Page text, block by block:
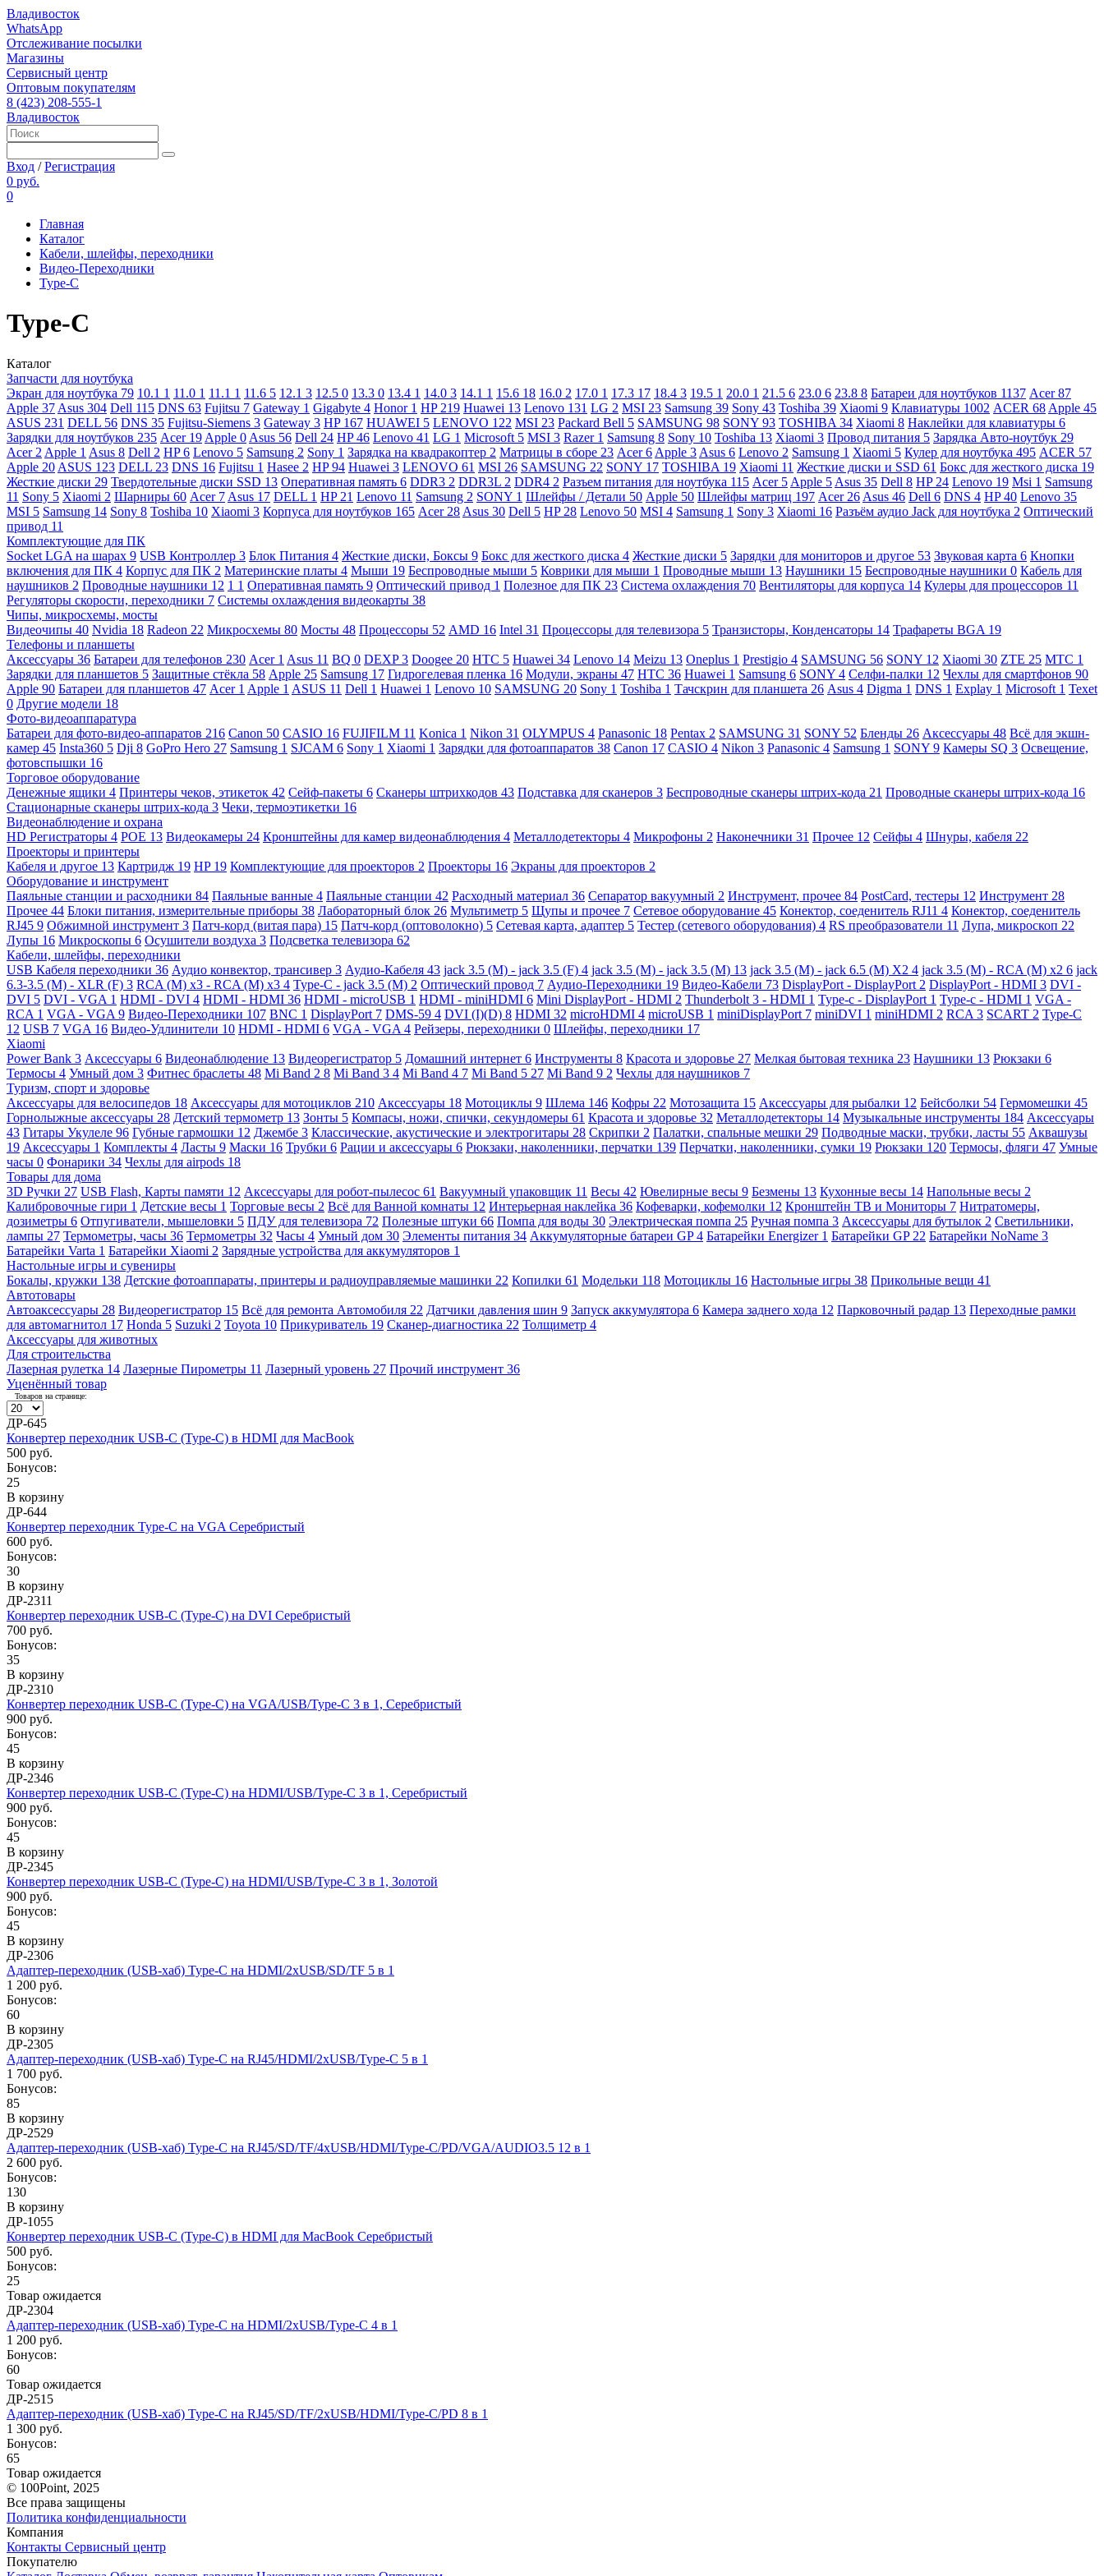
Владивосток
WhatsApp
Отслеживание посылки
Магазины
Сервисный центр
Оптовым покупателям
8 (423) 208-555-1
Владивосток
Вход /Регистрация
0 руб.
0
Главная
Каталог
Кабели, шлейфы, переходники
Видео-Переходники
Type-C
Type-C
Каталог
Запчасти для ноутбука
Экран для ноутбука 79 10.1 1 11.0 1 11.1 1 11.6 5 12.1 3 12.5 0 13.3 0 13.4 1 14.0 3 14.1 1 15.6 18 16.0 2 17.0 1 17.3 17 18.4 3 19.5 1 20.0 1 21.5 6 23.0 6 23.8 8 Батареи для ноутбуков 1137 Acer87
Apple 37 Asus 304 Dell 115 DNS 63 Fujitsu 7 Gateway 1 Gigabyte 4 Honor 1 HP 219 Huawei 13 Lenovo 131 LG 2 MSI 23 Samsung 39 Sony 43 Toshiba 39 Xiaomi 9 Клавиатуры 1002 ACER 68 Apple 45
ASUS 231 DELL 56 DNS 35 Fujitsu-Siemens 3 Gateway 3 HP 167 HUAWEI 5 LENOVO 122 MSI 23 Packard Bell 5 SAMSUNG 98 SONY 93 TOSHIBA 34 Xiaomi 8 Наклейки для клавиатуры 6
Зарядки для ноутбуков 235 Acer 19 Apple 0 Asus 56 Dell 24 HP46 Lenovo 41 LG 1 Microsoft 5 MSI 3 Razer 1 Samsung 8 Sony 10 Toshiba 13 Xiaomi 3 Провод питания 5 Зарядка Авто-ноутбук 29
Acer 2 Apple 1 Asus 8 Dell 2 HP6 Lenovo 5 Samsung 2 Sony 1 Зарядка на квадракоптер 2 Матрицы в сборе 23 Acer6 Apple 3 Asus 6 Lenovo 2 Samsung 1 Xiaomi 5 Кулер для ноутбука 495 ACER 57
Apple 20 ASUS 123 DELL 23 DNS 16 Fujitsu 1 Hasee 2 HP94 Huawei 3 LENOVO 61 MSI 26 SAMSUNG 22 SONY 17 TOSHIBA 19 Xiaomi 11 Жесткие диски и SSD 61 Бокс для жесткого диска 19
Жесткие диски 29 Твердотельные диски SSD 13 Оперативная память 6 DDR3 2 DDR3L 2 DDR4 2 Разъем питания для ноутбука 115 Acer 5 Apple 5 Asus 35 Dell 8 HP 24 Lenovo 19 Msi 1 Samsung
11 Sony 5 Xiaomi 2 Шарниры 60 Acer 7 Asus 17 DELL 1 HP 21 Lenovo 11 Samsung 2 SONY 1 Шлейфы / Детали 50 Apple 50 Шлейфы матриц 197 Acer 26 Asus 46 Dell 6 DNS 4 HP40 Lenovo 35
MSI 5 Samsung 14 Sony 8 Toshiba 10 Xiaomi 3 Корпуса для ноутбуков 165 Acer 28 Asus 30 Dell 5 HP 28 Lenovo 50 MSI 4 Samsung 1 Sony 3 Xiaomi 16 Разъём аудио Jack для ноутбука 2 Оптический
привод 11
Комплектующие для ПК
Socket LGA на шарах 9 USB Контроллер 3 Блок Питания 4 Жесткие диски, Боксы 9 Бокс для жесткого диска 4 Жесткие диски 5 Зарядки для мониторов и другое 53 Звуковая карта 6 Кнопки
включения для ПК 4 Корпус для ПК 2 Материнские платы 4 Мыши 19 Беспроводные мыши 5 Коврики для мыши 1 Проводные мыши 13 Наушники 15 Беспроводные наушники 0 Кабель для
наушников 2 Проводные наушники 12 1 1 Оперативная память 9 Оптический привод 1 Полезное для ПК 23 Система охлаждения 70 Вентиляторы для корпуса 14 Кулеры для процессоров 11
Регуляторы скорости, переходники 7 Системы охлаждения видеокарты 38
Чипы, микросхемы, мосты
Видеочипы 40 Nvidia 18 Radeon 22 Микросхемы 80 Мосты 48 Процессоры 52 AMD 16 Intel 31 Процессоры для телевизора 5 Транзисторы, Конденсаторы 14 Трафареты BGA 19
Телефоны и планшеты
Аксессуары 36 Батареи для телефонов 230 Acer 1 Asus 11 BQ 0 DEXP3 Doogee 20 HTC 5 Huawei 34 Lenovo 14 Meizu 13 Oneplus 1 Prestigio 4 SAMSUNG 56 SONY 12 Xiaomi 30 ZTE 25 МТС 1
Зарядки для планшетов 5 Защитные стёкла 58 Apple 25 Samsung 17 Гидрогелевая пленка 16 Модули, экраны 47 HTC 36 Huawei 1 Samsung 6 SONY 4 Селфи-палки 12 Чехлы для смартфонов 90
Apple 90 Батареи для планшетов 47 Acer 1 Apple 1 ASUS 11 Dell 1 Huawei 1 Lenovo 10 SAMSUNG 20 Sony 1 Toshiba 1 Тачскрин для планшета 26 Asus 4 Digma 1 DNS 1 Explay 1 Microsoft 1 Texet
0 Другие модели 18
Фото-видеоаппаратура
Батареи для фото-видео-аппаратов 216 Canon 50 CASIO 16 FUJIFILM 11 Konica 1 Nikon 31 OLYMPUS 4 Panasonic 18 Pentax 2 SAMSUNG 31 SONY 52 Бленды 26 Аксессуары 48 Всё для экшн-
камер 45 Insta360 5 Dji 8 GoPro Hero 27 Samsung 1 SJCAM 6 Sony 1 Xiaomi 1 Зарядки для фотоаппаратов 38 Canon 17 CASIO 4 Nikon 3 Panasonic 4 Samsung 1 SONY 9 Камеры SQ 3 Освещение,
фотовспышки 16
Торговое оборудование
Денежные ящики 4 Принтеры чеков, этикеток 42 Сейф-пакеты 6 Сканеры штрихкодов 43 Подставка для сканеров 3 Беспроводные сканеры штрих-кода 21 Проводные сканеры штрих-кода 16
Стационарные сканеры штрих-кода 3 Чеки, термоэтикетки 16
Видеонаблюдение и охрана
HD Регистраторы 4 POE 13 Видеокамеры 24 Кронштейны для камер видеонаблюдения 4 Металлодетекторы 4 Микрофоны 2 Наконечники 31 Прочее 12 Сейфы 4 Шнуры, кабеля 22
Проекторы и принтеры
Кабеля и другое 13 Картридж 19 HP 19 Комплектующие для проекторов 2 Проекторы 16 Экраны для проекторов 2
Оборудование и инструмент
Паяльные станции и расходники 84 Паяльные ванные 4 Паяльные станции 42 Расходный материал 36 Сепаратор вакуумный 2 Инструмент, прочее 84 PostCard, тестеры 12 Инструмент 28
Прочее 44 Блоки питания, измерительные приборы 38 Лабораторный блок 26 Мультиметр 5 Щупы и прочее 7 Сетевое оборудование 45 Конектор, соеденитель RJ11 4 Конектор, соеденитель
RJ45 9 Обжимной инструмент 3 Патч-корд (витая пара) 15 Патч-корд (оптоволокно) 5 Сетевая карта, адаптер 5 Тестер (сетевого оборудования) 4 RS преобразователи 11 Лупа, микроскоп 22
Лупы 16 Микроскопы 6 Осушители воздуха 3 Подсветка телевизора 62
Кабели, шлейфы, переходники
USB Кабеля переходники 36 Аудио конвектор, трансивер 3 Аудио-Кабеля 43 jack 3.5 (M) - jack 3.5 (F) 4 jack 3.5 (M) - jack 3.5 (M) 13 jack 3.5 (M) - jack 6.5 (M) X2 4 jack 3.5 (M) - RCA (M) x2 6 jack
6.3-3.5 (M) - XLR (F) 3 RCA (M) x3 - RCA (M) x3 4 Type-C - jack 3.5 (M) 2 Оптический провод 7 Аудио-Переходники 19 Видео-Кабели 73 DisplayPort - DisplayPort 2 DisplayPort - HDMI 3 DVI -
DVI 5 DVI - VGA 1 HDMI - DVI 4 HDMI - HDMI 36 HDMI - microUSB 1 HDMI - miniHDMI 6 Mini DisplayPort - HDMI 2 Thunderbolt 3 - HDMI 1 Type-c - DisplayPort 1 Type-c - HDMI 1 VGA -
RCA 1 VGA - VGA 9 Видео-Переходники 107 BNC 1 DisplayPort 7 DMS-59 4 DVI (I)(D) 8 HDMI 32 microHDMI 4 microUSB 1 miniDisplayPort 7 miniDVI 1 miniHDMI 2 RCA 3 SCART 2 Type-C
12 USB 7 VGA 16 Видео-Удлинители 10 HDMI - HDMI 6 VGA - VGA 4 Рейзеры, переходники 0 Шлейфы, переходники 17
Xiaomi
Power Bank 3 Аксессуары 6 Видеонаблюдение 13 Видеорегистратор 5 Домашний интернет 6 Инструменты 8 Красота и здоровье 27 Мелкая бытовая техника 23 Наушники 13 Рюкзаки 6
Термосы 4 Умный дом 3 Фитнес браслеты 48 Mi Band 2 8 Mi Band 3 4 Mi Band 4 7 Mi Band 5 27 Mi Band 9 2 Чехлы для наушников 7
Туризм, спорт и здоровье
Аксессуары для велосипедов 18 Аксессуары для мотоциклов 210 Аксессуары 18 Мотоциклы 9 Шлема 146 Кофры 22 Мотозащита 15 Аксессуары для рыбалки 12 Бейсболки 54 Гермомешки 45
Горнолыжные аксессуары 28 Детский термометр 13 Зонты 5 Компасы, ножи, спички, секундомеры 61 Красота и здоровье 32 Металлодетекторы 14 Музыкальные инструменты 184 Аксессуары
43 Гитары Укулеле 96 Губные гармошки 12 Джембе 3 Классические, акустические и электрогитары 28 Скрипки 2 Палатки, спальные мешки 29 Подводные маски, трубки, ласты 55 Аквашузы
19 Аксессуары 1 Комплекты 4 Ласты 9 Маски 16 Трубки 6 Рации и аксессуары 6 Рюкзаки, наколенники, перчатки 139 Перчатки, наколенники, сумки 19 Рюкзаки 120 Термосы, фляги 47 Умные
часы 0 Фонарики 34 Чехлы для airpods 18
Товары для дома
3D Ручки 27 USB Flash, Карты памяти 12 Аксессуары для робот-пылесос 61 Вакуумный упаковщик 11 Весы 42 Ювелирные весы 9 Безмены 13 Кухонные весы 14 Напольные весы 2
Калибровочные гири 1 Детские весы 1 Торговые весы 2 Всё для Ванной комнаты 12 Интерьерная наклейка 36 Кофеварки, кофемолки 12 Кронштейн ТВ и Мониторы 7 Нитратомеры,
дозиметры 6 Отпугиватели, мышеловки 5 ПДУ для телевизора 72 Полезные штуки 66 Помпа для воды 30 Электрическая помпа 25 Ручная помпа 3 Аксессуары для бутылок 2 Светильники,
лампы 27 Термометры, часы 36 Термометры 32 Часы 4 Умный дом 30 Элементы питания 34 Аккумуляторные батареи GP4 Батарейки Energizer 1 Батарейки GP 22 Батарейки NoName 3
Батарейки Varta 1 Батарейки Xiaomi 2 Зарядные устройства для аккумуляторов 1
Настольные игры и сувениры
Бокалы, кружки 138 Детские фотоаппараты, принтеры и радиоуправляемые машинки 22 Копилки 61 Модельки 118 Мотоциклы 16 Настольные игры 38 Прикольные вещи 41
Автотовары
Автоаксессуары 28 Видеорегистратор 15 Всё для ремонта Автомобиля 22 Датчики давления шин 9 Запуск аккумулятора 6 Камера заднего хода 12 Парковочный радар 13 Переходные рамки
для автомагнитол 17 Honda 5 Suzuki 2 Toyota 10 Прикуриватель 19 Сканер-диагностика 22 Толщиметр 4
Аксессуары для животных
Для строительства
Лазерная рулетка 14 Лазерные Пирометры 11 Лазерный уровень 27 Прочий инструмент 36
Уценённый товар
Товаров на странице:
ДР-645
Конвертер переходник USB-C (Type-C) в HDMI для MacBook
500 руб.
Бонусов:
25
В корзину
ДР-644
Конвертер переходник Type-C на VGA Серебристый
600 руб.
Бонусов:
30
В корзину
ДР-2311
Конвертер переходник USB-C (Type-C) на DVI Серебристый
700 руб.
Бонусов:
35
В корзину
ДР-2310
Конвертер переходник USB-C (Type-C) на VGA/USB/Type-C 3 в 1, Серебристый
900 руб.
Бонусов:
45
В корзину
ДР-2346
Конвертер переходник USB-C (Type-C) на HDMI/USB/Type-C 3 в 1, Серебристый
900 руб.
Бонусов:
45
В корзину
ДР-2345
Конвертер переходник USB-C (Type-C) на HDMI/USB/Type-C 3 в 1, Золотой
900 руб.
Бонусов:
45
В корзину
ДР-2306
Адаптер-переходник (USB-хаб) Type-C на HDMI/2xUSB/SD/TF 5 в 1
1 200 руб.
Бонусов:
60
В корзину
ДР-2305
Адаптер-переходник (USB-хаб) Type-C на RJ45/HDMI/2xUSB/Type-C 5 в 1
1 700 руб.
Бонусов:
85
В корзину
ДР-2529
Адаптер-переходник (USB-хаб) Type-C на RJ45/SD/TF/4xUSB/HDMI/Type-C/PD/VGA/AUDIO3.5 12 в 1
2 600 руб.
Бонусов:
130
В корзину
ДР-1055
Конвертер переходник USB-C (Type-C) в HDMI для MacBook Серебристый
500 руб.
Бонусов:
25
Товар ожидается
ДР-2304
Адаптер-переходник (USB-хаб) Type-C на HDMI/2xUSB/Type-C 4 в 1
1 200 руб.
Бонусов:
60
Товар ожидается
ДР-2515
Адаптер-переходник (USB-хаб) Type-C на RJ45/SD/TF/2xUSB/HDMI/Type-C/PD 8 в 1
1 300 руб.
Бонусов:
65
Товар ожидается
© 100Point, 2025
Все права защищены
Политика конфиденциальности
Компания
Контакты Сервисный центр
Покупателю